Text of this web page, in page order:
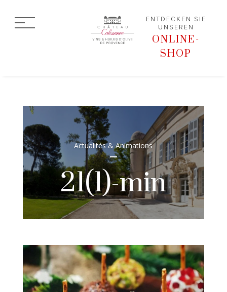
ENTDECKEN SIE
UNSEREN
ONLINE-
SHOP
Actualités & Animations
21(1)-min